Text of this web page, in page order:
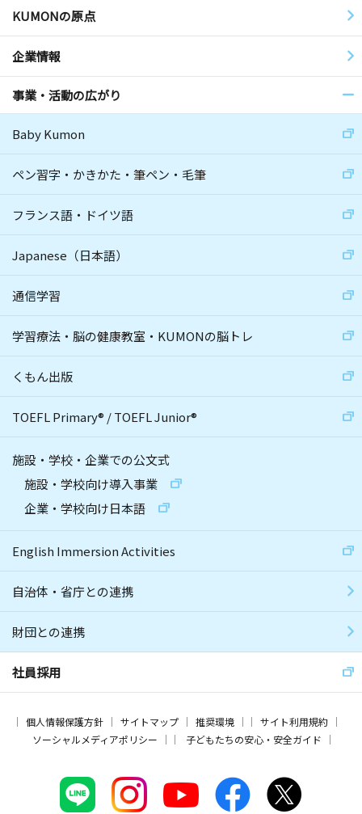
KUMONの原点
企業情報
事業・活動の広がり
Baby Kumon
ペン習字・かきかた・筆ペン・毛筆
フランス語・ドイツ語
Japanese（日本語）
通信学習
学習療法・脳の健康教室・KUMONの脳トレ
くもん出版
TOEFL Primary® /TOEFL Junior®
施設・学校・企業での公文式
施設・学校向け導入事業
企業・学校向け日本語
English Immersion Activities
自治体・省庁との連携
財団との連携
社員採用
個人情報保護方針 サイトマップ 推奨環境
サイト利用規約
ソーシャルメディアポリシー
子どもたちの安心・安全ガイド